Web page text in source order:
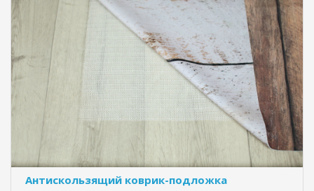
Антискользящий коврик-подложка